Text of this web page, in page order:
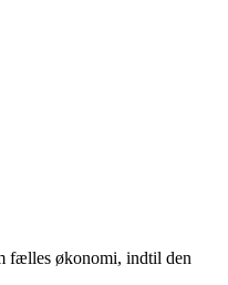
fælles økonomi, indtil den